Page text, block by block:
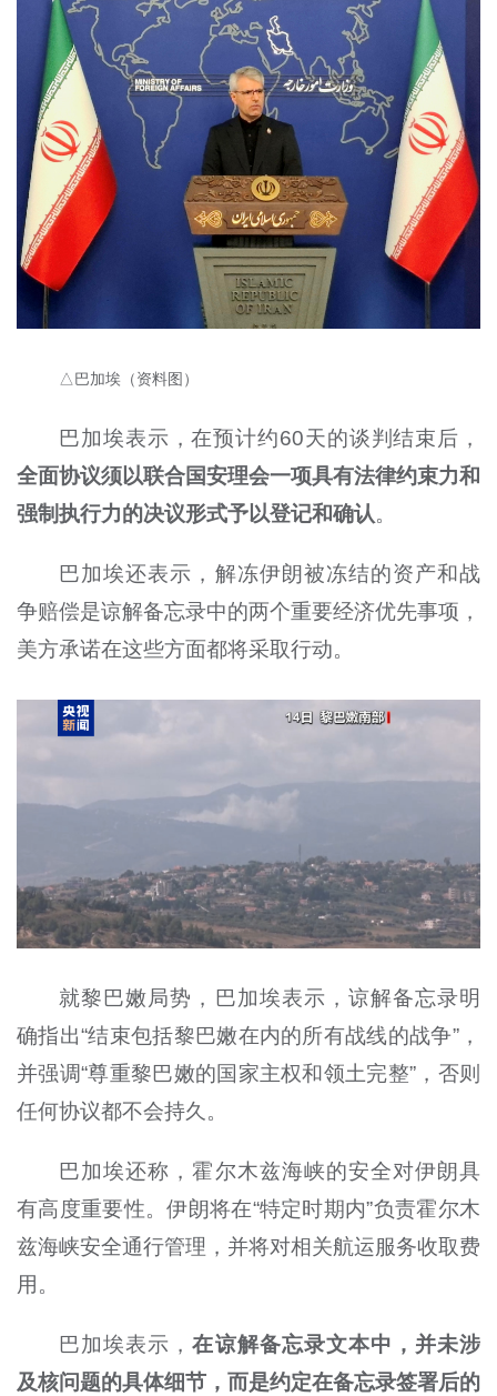
△巴加埃（资料图）
巴加埃表示，在预计约60天的谈判结束后，
全面协议须以联合国安理会一项具有法律约束力和
强制执行力的决议形式予以登记和确认。
巴加埃还表示，解冻伊朗被冻结的资产和战
争赔偿是谅解备忘录中的两个重要经济优先事项，
美方承诺在这些方面都将采取行动。
就黎巴嫩局势，巴加埃表示，谅解备忘录明
确指出“结束包括黎巴嫩在内的所有战线的战争”，
并强调“尊重黎巴嫩的国家主权和领土完整”，否则
任何协议都不会持久。
巴加埃还称，霍尔木兹海峡的安全对伊朗具
有高度重要性。伊朗将在“特定时期内”负责霍尔木
兹海峡安全通行管理，并将对相关航运服务收取费
用。
巴加埃表示，在谅解备忘录文本中，并未涉
及核问题的具体细节，而是约定在备忘录签署后的